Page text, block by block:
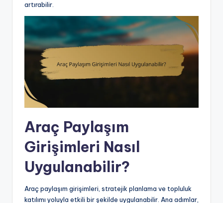
artırabilir.
Araç Paylaşım
Girişimleri Nasıl
Uygulanabilir?
Araç paylaşım girişimleri, stratejik planlama ve topluluk
katılımı yoluyla etkili bir şekilde uygulanabilir. Ana adımlar,